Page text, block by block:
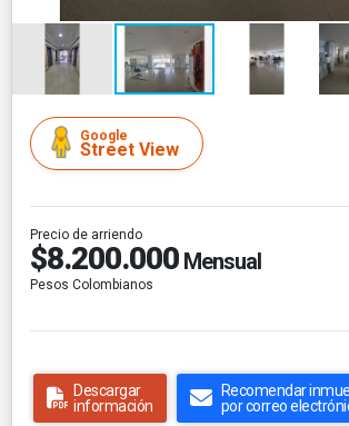
Google
Street View
Precio de arriendo
$8.200.000 Mensual
Pesos Colombianos
Descargar
información
Recomendar
por correo